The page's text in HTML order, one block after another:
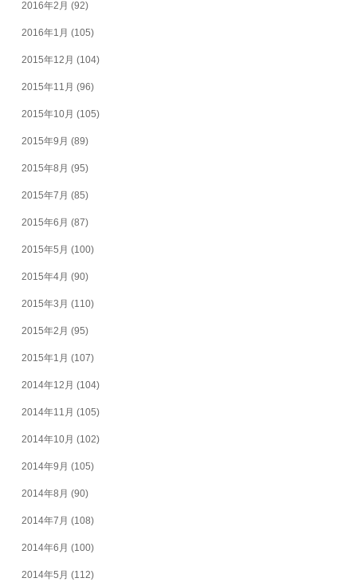
2016年2月 (92)
2016年1月 (105)
2015年12月 (104)
2015年11月 (96)
2015年10月 (105)
2015年9月 (89)
2015年8月 (95)
2015年7月 (85)
2015年6月 (87)
2015年5月 (100)
2015年4月 (90)
2015年3月 (110)
2015年2月 (95)
2015年1月 (107)
2014年12月 (104)
2014年11月 (105)
2014年10月 (102)
2014年9月 (105)
2014年8月 (90)
2014年7月 (108)
2014年6月 (100)
2014年5月 (112)